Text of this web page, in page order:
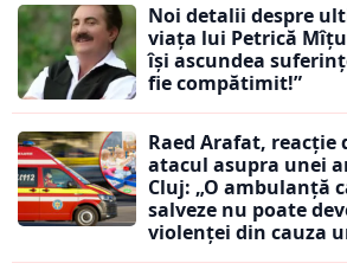
Noi detalii despre
viața lui Petrică
își ascundea
fie compătimit!”
Raed Arafat, reacție
atacul asupra unei
Cluj: „O ambulanță
salveze nu poate
violenței din cauza